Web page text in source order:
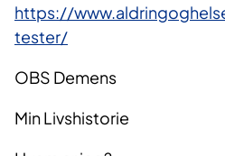
https://
tester/
OBS Demens
Min Livshistorie